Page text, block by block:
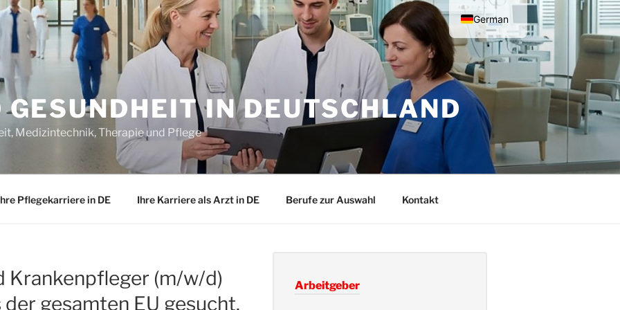
IN DEUTSCHLAND
Medizintechnik, Therapie und Pflege
Pflegekarriere in DE Ihre Karriere als Arzt in DE Berufe zur Auswahl Kontakt
Krankenpfleger (m/w/d)
gesamten EU gesucht.
Arbeitgeber
German
English